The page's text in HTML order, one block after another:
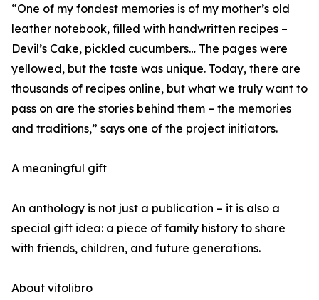
“One of my fondest memories is of my mother’s old
leather notebook, filled with handwritten recipes –
Devil’s Cake, pickled cucumbers… The pages were
yellowed, but the taste was unique. Today, there are
thousands of recipes online, but what we truly want to
pass on are the stories behind them – the memories
and traditions,” says one of the project initiators.
A meaningful gift
An anthology is not just a publication – it is also a
special gift idea: a piece of family history to share
with friends, children, and future generations.
About vitolibro